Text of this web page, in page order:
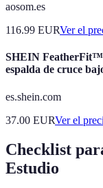
aosom.es
116.99 EURVer el
SHEIN FeatherFit™
espalda de cruce
es.shein.com
37.00 EURVer el
Checklist
Estudio